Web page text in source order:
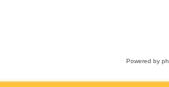
Powered by